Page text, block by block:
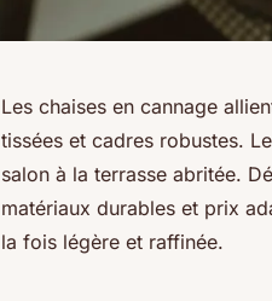
Les chaises en cannage
tissées et cadres robustes.
salon à la terrasse abritée.
matériaux durables et prix
la fois légère et raffinée.